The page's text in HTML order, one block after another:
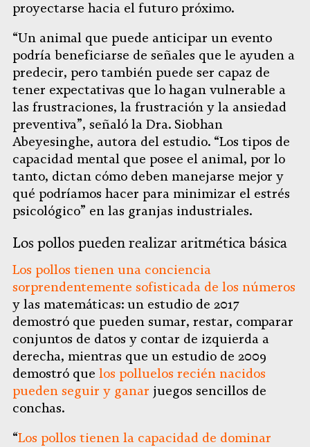
proyectarse hacia el futuro próximo.
“Un animal que puede anticipar un evento
podría beneficiarse de señales que le ayuden a
predecir, pero también puede ser capaz de
tener expectativas que lo hagan vulnerable a
las frustraciones, la frustración y la ansiedad
preventiva”, señaló la Dra. Siobhan
Abeyesinghe, autora del estudio. “Los tipos de
capacidad mental que posee el animal, por lo
tanto, dictan cómo deben manejarse mejor y
qué podríamos hacer para minimizar el estrés
psicológico” en las granjas industriales.
Los pollos pueden realizar aritmética básica
Los pollos tienen una conciencia
sorprendentemente sofisticada de los números
y las matemáticas: un estudio de 2017
demostró que pueden sumar, restar, comparar
conjuntos de datos y contar de izquierda a
derecha, mientras que un estudio de 2009
demostró que los polluelos recién nacidos
pueden seguir y ganar juegos sencillos de
conchas.
“Los pollos tienen la capacidad de dominar